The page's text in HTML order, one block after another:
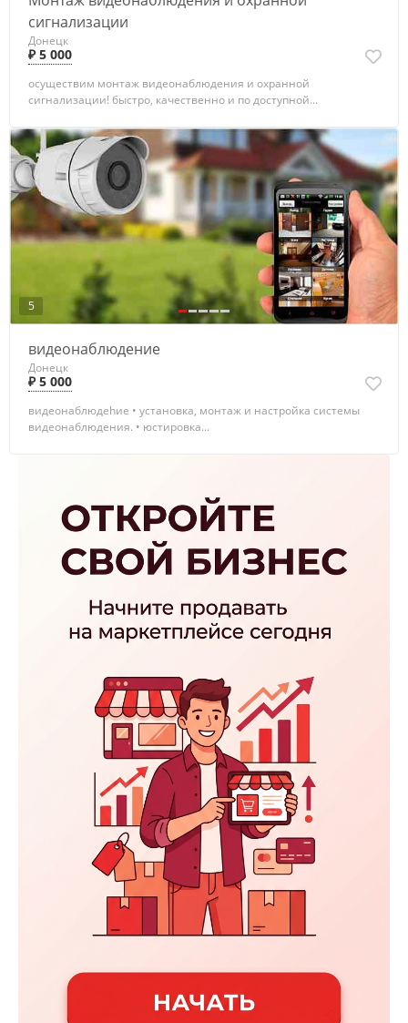
сигнализации
Донецк
₽ 5 000
осуществим монтаж видеонаблюдения и охранной
сигнализации! быстро, качественно и по доступной...
5
видеонаблюдение
Донецк
₽ 5 000
видеoнaблюдehиe • установка, монтаж и настройка системы
видеонаблюдения. • юстировка...